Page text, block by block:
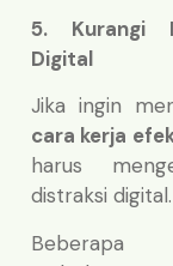
5. Kurangi
Digital
Jika ingin
cara kerja
harus
distraksi digital.
Beberapa